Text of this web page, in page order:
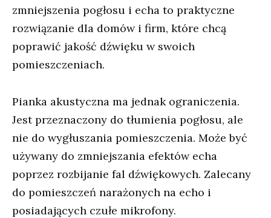
zmniejszenia pogłosu i echa to praktyczne
rozwiązanie dla domów i firm, które chcą
poprawić jakość dźwięku w swoich
pomieszczeniach.
Pianka akustyczna ma jednak ograniczenia.
Jest przeznaczony do tłumienia pogłosu, ale
nie do wygłuszania pomieszczenia. Może być
używany do zmniejszania efektów echa
poprzez rozbijanie fal dźwiękowych. Zalecany
do pomieszczeń narażonych na echo i
posiadających czułe mikrofony.